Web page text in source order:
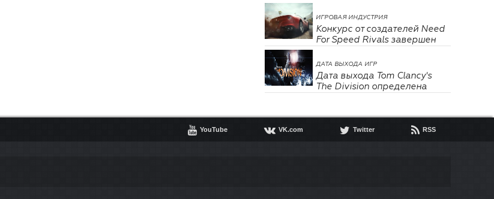
ИГРОВАЯ ИНДУСТРИЯ
Конкурс от создателей Need
For Speed Rivals завершен
ДАТА ВЫХОДА ИГР
Дата выхода Tom Clancy's
The Division определена
 YouTube  VK.com  Twitter  RSS